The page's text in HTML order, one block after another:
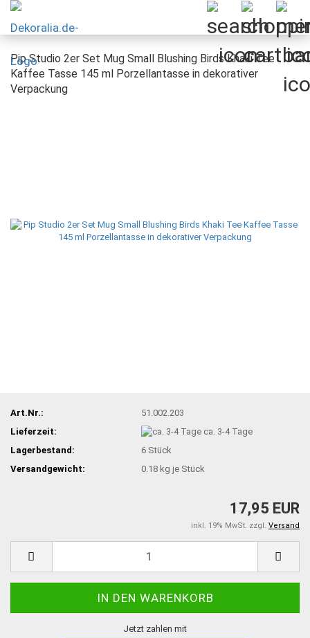
Pip Studio 2er Set Mug Small Blushing Birds Khaki Tee
Kaffee Tasse 145 ml Porzellantasse in dekorativer
Verpackung
Art.Nr.:
51.002.203
Lieferzeit:
ca. 3-4 Tage
Lagerbestand:
6 Stück
Versandgewicht:
0.18 kg je Stück
17,95 EUR
inkl. 19% MwSt. zzgl. Versand
Jetzt zahlen mit